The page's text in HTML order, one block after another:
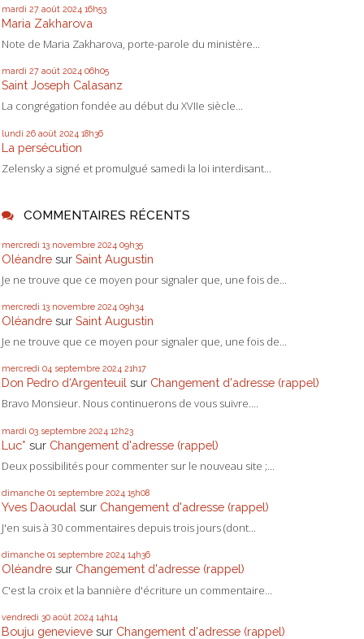
mardi 27 août 2024 16h53
Maria Zakharova
Note de Maria Zakharova, porte-parole du ministère...
mardi 27 août 2024 06h05
Saint Joseph Calasanz
La congrégation fondée au début du XVIIe siècle...
lundi 26 août 2024 18h36
La persécution
Zelensky a signé et promulgué samedi la loi interdisant...
COMMENTAIRES RÉCENTS
mercredi 13 novembre 2024 09h35
Oléandre sur Saint Augustin
Je ne trouve que ce moyen pour signaler que, une fois de...
mercredi 13 novembre 2024 09h34
Oléandre sur Saint Augustin
Je ne trouve que ce moyen pour signaler que, une fois de...
mercredi 04 septembre 2024 21h17
Don Pedro d‘Argenteuil sur Changement d'adresse (rappel)
Bravo Monsieur. Nous continuerons de vous suivre....
mardi 03 septembre 2024 12h23
Luc* sur Changement d'adresse (rappel)
Deux possibilités pour commenter sur le nouveau site ;...
dimanche 01 septembre 2024 15h08
Yves Daoudal sur Changement d'adresse (rappel)
J'en suis à 30 commentaires depuis trois jours (dont...
dimanche 01 septembre 2024 14h36
Oléandre sur Changement d'adresse (rappel)
C'est la croix et la bannière d'écriture un commentaire...
vendredi 30 août 2024 14h14
Bouju genevieve sur Changement d'adresse (rappel)